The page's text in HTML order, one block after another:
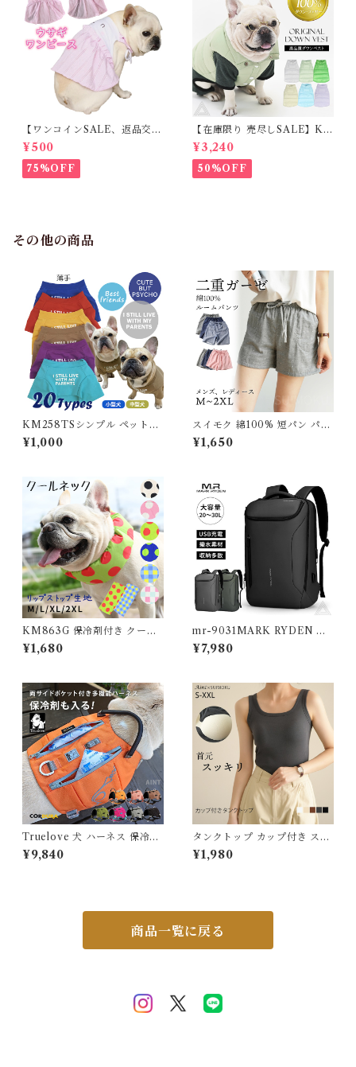
【ワンコインSALE、返品交換
不可】KM171SK フレンチブ
ルドック 犬服 女の子 ピンク
スカート
¥500
75%OFF
【在庫限り 売尽しSALE】K
M952Tダウンベスト 100%ダ
ウン・フェザー 犬 犬服 ダウン
ジャケット ベスト フレンチブ
ルドッグ 冬服 極暖 暖かい 可
¥3,240
50%OFF
その他の商品
KM258TSシンプル ペットT
シャツ 夏 春 デイリーTシャツ
フレブル フレンチブルドッグ
¥1,000
スイモク 綿100% 短パン パジ
ャマ ルームウェア メンズ レデ
ィース コットン 夏 ショートパ
ル コットン ガーゼ 薄手 快適
男女兼用 プレゼント77700
【水沐良品】
¥1,650
KM863G 保冷剤付き クール
ネック 犬 リップストップナイ
ロン生地 撥水加工 汚れにくい
ルミ フレンチブルドック 4層
構造使用 フレブル クールスヌ
ード 水玉 熱中症予防 小型犬
中型犬 大型犬 ITEM066
¥1,680
mr-9031MARK RYDEN マ
ークライデン 大容量リュック
ビジネス バックパック 30L メ
ック ノートパソコン 17インチ
パソコン ケース PC対応 通勤
通学 男子 出張 旅行 MR-903
1
¥7,980
Truelove 犬 ハーネス 保冷剤
付き 高機能 夏 熱中症対策 暑
さ対策 ソフトハーネス コーデ
い カラフル 夜間安全 定番 優
¥9,840
タンクトップ カップ付き スク
エアネック レディース ブラト
ップ ブラ付き ノースリーブ 下
性 無地 体型カバー 春 夏 秋 5
品】
¥1,980
商品一覧に戻る